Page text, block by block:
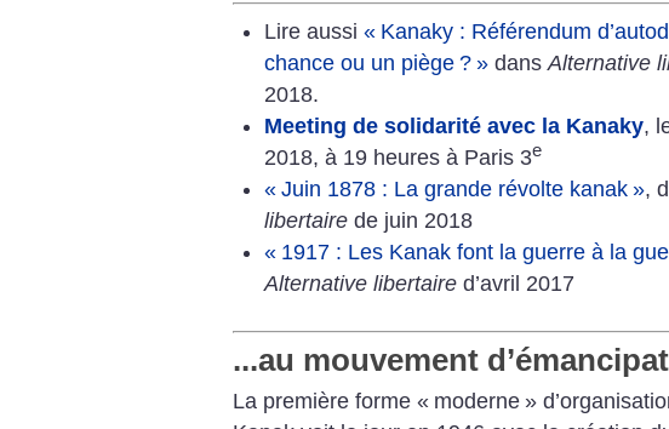
Lire aussi« Kanaky : Référendum
chance ou un piège ? » dansAlternative
2018.
Meeting de solidarité avec la Kanaky,
2018, à 19 heures à Paris 3e
« Juin 1878 : La grande révolte kanak »,
libertaire de juin 2018
« 1917 : Les Kanak font la guerre à la
Alternative libertaire d’avril 2017
...au mouvement
La première forme « moderne »